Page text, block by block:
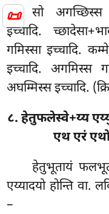
📜
सो अगच्छिस्स
इच्चादि.
गमिस्सा इच्चादि.
इच्चादि. अगमिस्स
अघम्मिस्स इच्चादि.
८. हेतुफलेस्वे+य्य
एथ एरं एथो
हेतुभूतायं
एय्यादयो होन्ति वा.
–